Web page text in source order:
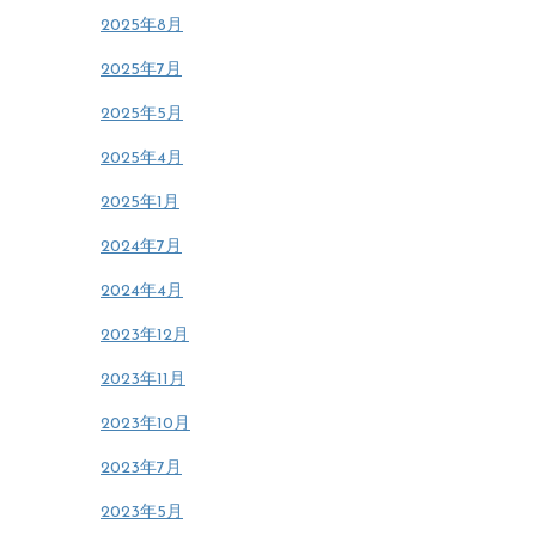
2025年8月
2025年7月
2025年5月
2025年4月
2025年1月
2024年7月
2024年4月
2023年12月
2023年11月
2023年10月
2023年7月
2023年5月